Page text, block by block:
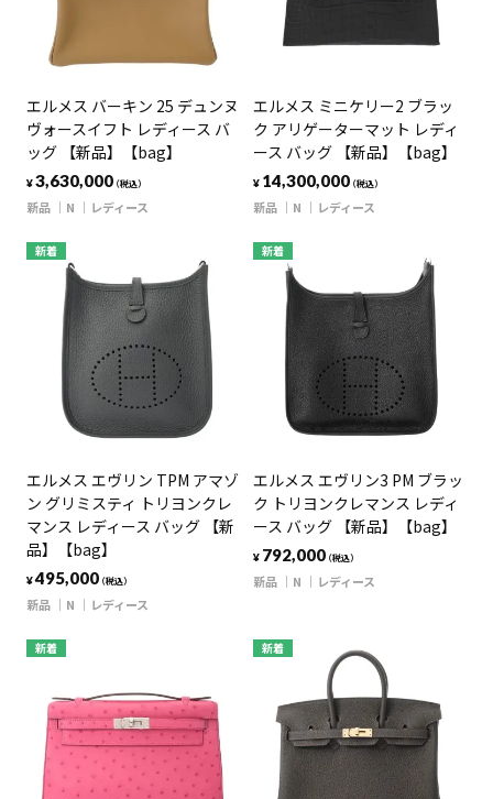
エルメス バーキン 25 デュンヌ
ヴォースイフト レディース バ
ッグ 【新品】【bag】
¥3,630,000（税込）
新品 N レディース
エルメス ミニケリー2 ブラッ
ク アリゲーターマット レディ
ース バッグ 【新品】【bag】
¥ 14,300,000（税込）
新品 N レディース
新着
エルメス エヴリン TPM アマゾ
ン グリミスティ トリヨンクレ
マンス レディース バッグ 【新
品】【bag】
¥495,000（税込）
新品 N レディース
新着
エルメス エヴリン3 PM ブラッ
ク トリヨンクレマンス レディ
ース バッグ 【新品】【bag】
¥ 792,000（税込）
新品 N レディース
新着 新着